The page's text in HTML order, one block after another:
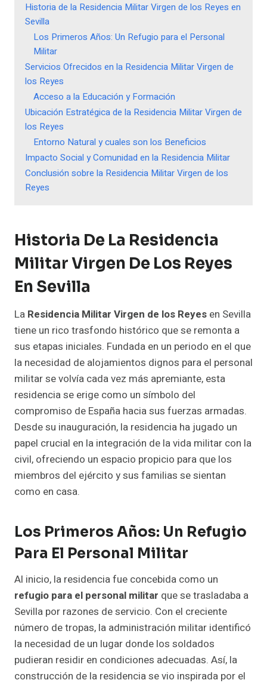
Historia de la Residencia Militar Virgen de los Reyes en
Sevilla
Los Primeros Años: Un Refugio para el Personal
Militar
Servicios Ofrecidos en la Residencia Militar Virgen de
los Reyes
Acceso a la Educación y Formación
Ubicación Estratégica de la Residencia Militar Virgen de
los Reyes
Entorno Natural y cuales son los Beneficios
Impacto Social y Comunidad en la Residencia Militar
Conclusión sobre la Residencia Militar Virgen de los
Reyes
Historia De La Residencia
Militar Virgen De Los Reyes
En Sevilla
La Residencia Militar Virgen de los Reyes en Sevilla
tiene un rico trasfondo histórico que se remonta a
sus etapas iniciales. Fundada en un periodo en el que
la necesidad de alojamientos dignos para el personal
militar se volvía cada vez más apremiante, esta
residencia se erige como un símbolo del
compromiso de España hacia sus fuerzas armadas.
Desde su inauguración, la residencia ha jugado un
papel crucial en la integración de la vida militar con la
civil, ofreciendo un espacio propicio para que los
miembros del ejército y sus familias se sientan
como en casa.
Los Primeros Años: Un Refugio
Para El Personal Militar
Al inicio, la residencia fue concebida como un
refugio para el personal militar que se trasladaba a
Sevilla por razones de servicio. Con el creciente
número de tropas, la administración militar identificó
la necesidad de un lugar donde los soldados
pudieran residir en condiciones adecuadas. Así, la
construcción de la residencia se vio inspirada por el